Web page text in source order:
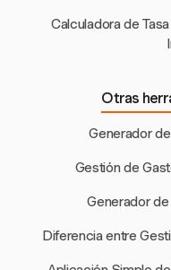
Calculadora de
Otras
Generador
Gestión de
Generador de
Diferencia entre